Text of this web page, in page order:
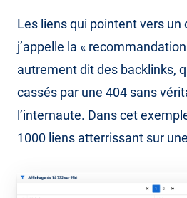
Les liens qui pointent vers un
j’appelle la «
autrement dit des backlinks,
cassés par une 404 sans
l’internaute. Dans cet
1000 liens atterrissant sur